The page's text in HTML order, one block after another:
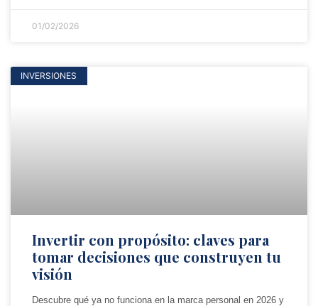
01/02/2026
INVERSIONES
Invertir con propósito: claves para
tomar decisiones que construyen tu
visión
Descubre qué ya no funciona en la marca personal en 2026 y